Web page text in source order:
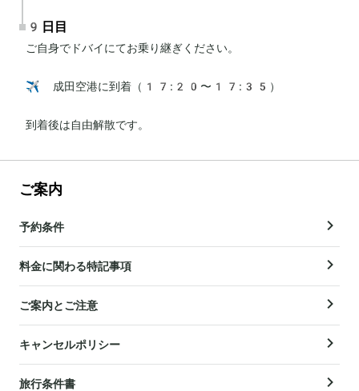
9日目
ご自身でドバイにてお乗り継ぎください。
✈️ 成田空港に到着（17:20〜17:35）
到着後は自由解散です。
ご案内
予約条件
料金に関わる特記事項
ご案内とご注意
キャンセルポリシー
旅行条件書